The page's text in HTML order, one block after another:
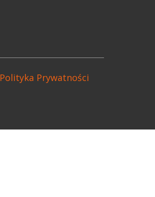
Polityka Prywatności